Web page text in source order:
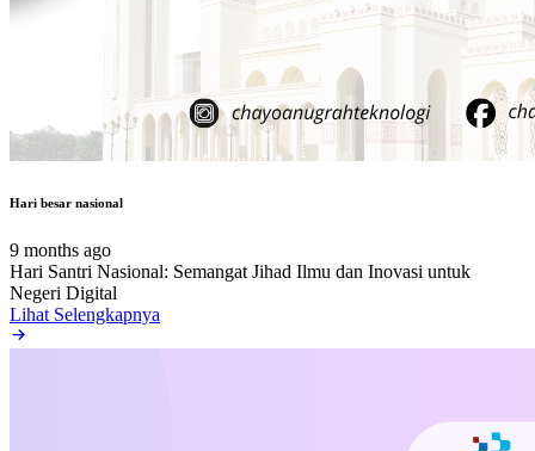
Hari besar nasional
9 months ago
Hari Santri Nasional: Semangat Jihad Ilmu dan Inovasi untuk
Negeri Digital
Lihat Selengkapnya